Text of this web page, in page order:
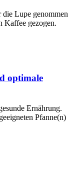
die Lupe genommen
Kaffee gezogen.
optimale
Ernährung.
Pfanne(n)